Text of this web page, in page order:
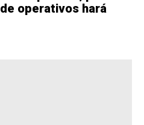
operativos hará